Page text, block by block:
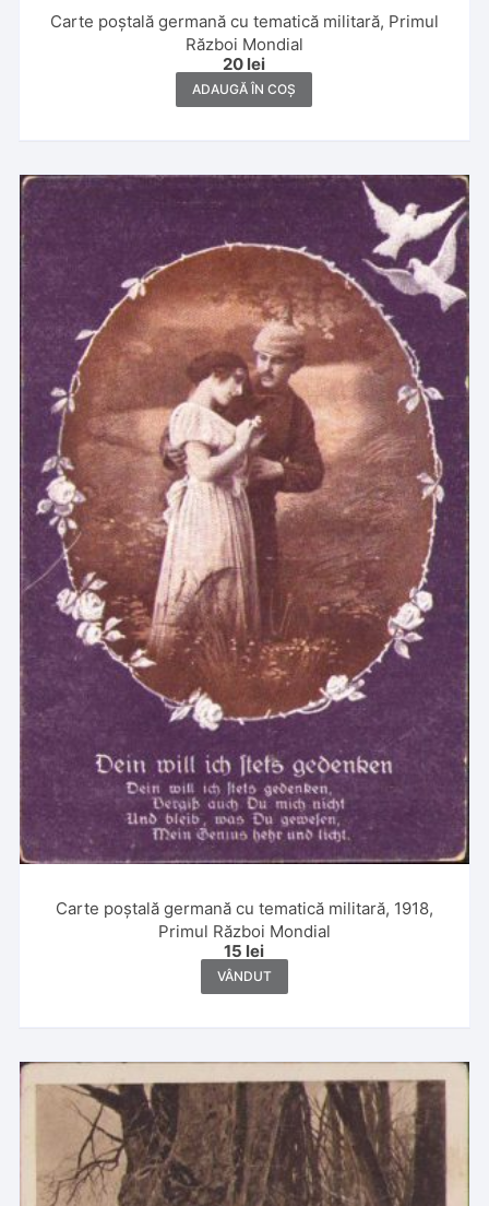
Carte poștală germană cu tematică militară, Primul
Război Mondial
20 lei
ADAUGĂ ÎN COȘ
Carte poștală germană cu tematică militară, 1918,
Primul Război Mondial
15 lei
VÂNDUT